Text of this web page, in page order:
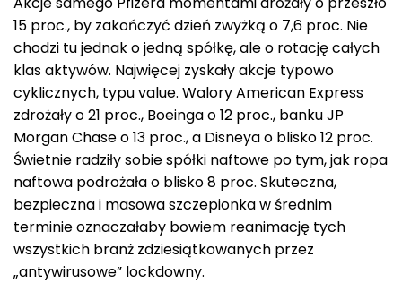
15 proc., by zakończyć dzień zwyżką o 7,6 proc. Nie
chodzi tu jednak o jedną spółkę, ale o rotację całych
klas aktywów. Najwięcej zyskały akcje typowo
cyklicznych, typu value. Walory American Express
zdrożały o 21 proc., Boeinga o 12 proc., banku JP
Morgan Chase o 13 proc., a Disneya o blisko 12 proc.
Świetnie radziły sobie spółki naftowe po tym, jak ropa
naftowa podrożała o blisko 8 proc. Skuteczna,
bezpieczna i masowa szczepionka w średnim
terminie oznaczałaby bowiem reanimację tych
wszystkich branż zdziesiątkowanych przez
„antywirusowe” lockdowny.